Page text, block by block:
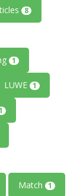
8
1
LUWE 1
Match 1